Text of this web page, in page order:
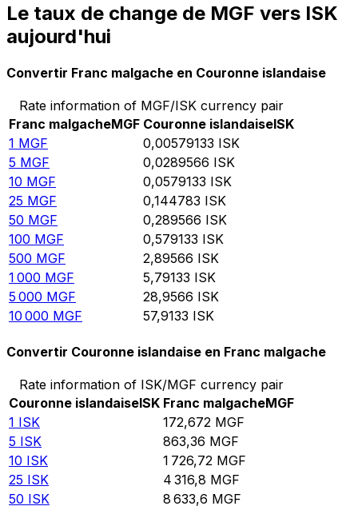
Le taux de change de MGF vers ISK
aujourd'hui
Convertir Franc malgache en Couronne islandaise
Rate information of MGF/ISK currency pair
Franc malgacheMGF Couronne islandaiseISK
1 MGF 0,00579133 ISK
5 MGF 0,0289566 ISK
10 MGF 0,0579133 ISK
25 MGF 0,144783 ISK
50 MGF 0,289566 ISK
100 MGF 0,579133 ISK
500 MGF 2,89566 ISK
1 000 MGF 5,79133 ISK
5 000 MGF 28,9566 ISK
10 000 MGF 57,9133 ISK
Convertir Couronne islandaise en Franc malgache
Rate information of ISK/MGF currency pair
Couronne islandaiseISK Franc malgacheMGF
1 ISK 172,672 MGF
5 ISK 863,36 MGF
10 ISK 1 726,72 MGF
25 ISK 4 316,8 MGF
50 ISK 8 633,6 MGF